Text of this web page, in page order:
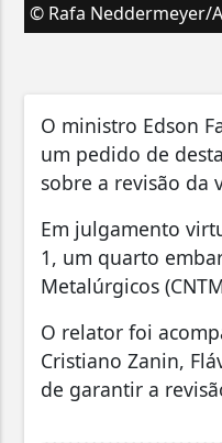
© Rafa Neddermeyer/
O ministro Edson
um pedido de
sobre a revisão da
Em julgamento
1, um quarto
Metalúrgicos
O relator foi
Cristiano Zanin,
de garantir a